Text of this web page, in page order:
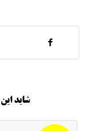
شاید